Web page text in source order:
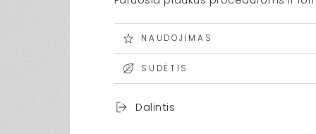
NAUDOJIMAS
SUDĖTIS
Dalintis